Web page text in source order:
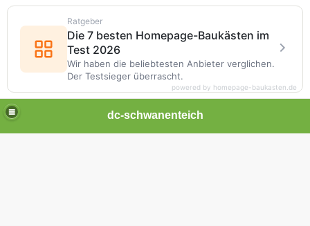
dc-schwanenteich
Ratgeber
Die 7 besten Homepage-Baukästen im
Test 2026
Wir haben die beliebtesten Anbieter verglichen.
Der Testsieger überrascht.
powered by homepage-baukasten.de